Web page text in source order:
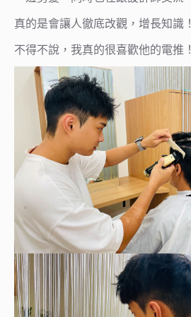
真的是會讓人徹底改觀，增長知識！
不得不說，我真的很喜歡他的電推！